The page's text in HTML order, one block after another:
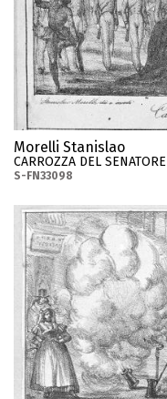
Morelli Stanislao
CARROZZA DEL SENATORE
S-FN33098